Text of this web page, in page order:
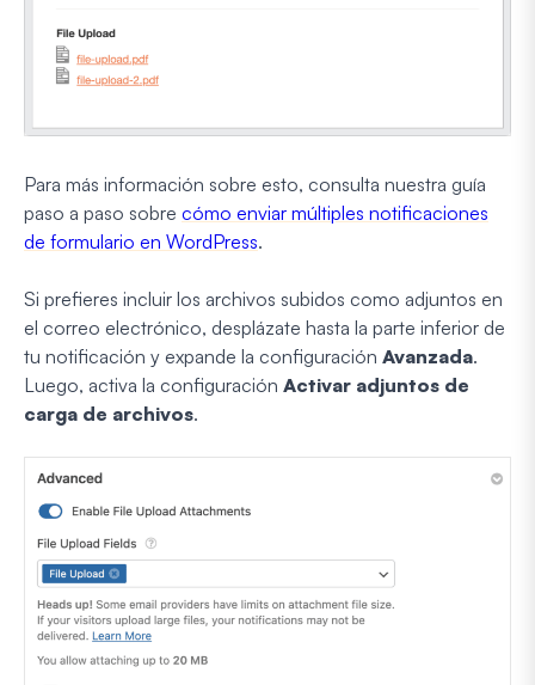
Para más información sobre esto, consulta nuestra guía
paso a paso sobre cómo enviar múltiples notificaciones
de formulario en WordPress.
Si prefieres incluir los archivos subidos como adjuntos en
el correo electrónico, desplázate hasta la parte inferior de
tu notificación y expande la configuración Avanzada.
Luego, activa la configuración Activar adjuntos de
carga de archivos.